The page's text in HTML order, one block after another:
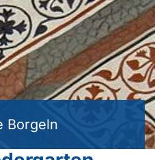
Borgeln